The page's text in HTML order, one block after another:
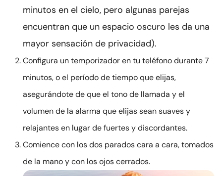
minutos en el cielo, pero algunas parejas
encuentran que un espacio oscuro les da una
mayor sensación de privacidad).
Configura un temporizador en tu teléfono durante 7
minutos, o el período de tiempo que elijas,
asegurándote de que el tono de llamada y el
volumen de la alarma que elijas sean suaves y
relajantes en lugar de fuertes y discordantes.
Comience con los dos parados cara a cara, tomados
de la mano y con los ojos cerrados.